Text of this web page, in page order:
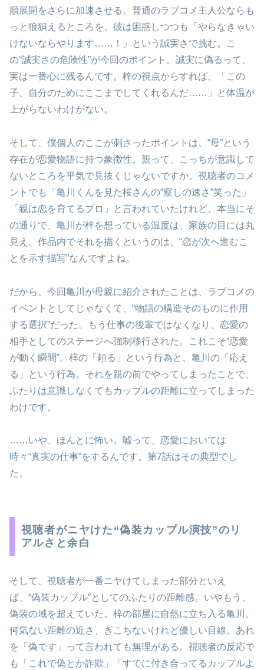
順展開をさらに加速させる。普通のラブコメ主人公ならも
っと狼狽えるところを、彼は困惑しつつも「やらなきゃい
けないならやります……！」という誠実さで挑む。こ
の“誠実さの危険性”が今回のポイント。誠実に偽るって、
実は一番心に残るんです。梓の視点からすれば、「この
子、自分のためにここまでしてくれるんだ……」と体温が
上がらないわけがない。
そして、僕個人のここが刺さったポイントは、“母”という
存在が恋愛物語に持つ象徴性。親って、こっちが意識して
ないところを平気で見抜くじゃないですか。視聴者のコメ
ントでも「亀川くんを見た桜さんの“察しの速さ”笑った」
「親は恋を育てるプロ」と言われていたけれど、本当にそ
の通りで、亀川が梓を想っている温度は、家族の目には丸
見え。作品内でそれを描くというのは、“恋が次へ進むこ
とを示す描写”なんですよね。
だから、今回亀川が母親に紹介されたことは、ラブコメの
イベントとしてじゃなくて、“物語の構造そのものに作用
する選択”だった。もう仕事の後輩ではなくなり、恋愛の
相手としてのステージへ強制移行された。これこそ“恋愛
が動く瞬間”。梓の「頼る」という行為と、亀川の「応え
る」という行為。それを親の前でやってしまったことで、
ふたりは意識しなくてもカップルの距離に立ってしまった
わけです。
……いや、ほんとに怖い。嘘って、恋愛においては
時々“真実の仕事”をするんです。第7話はその典型でし
た。
視聴者がニヤけた“偽装カップル演技”のリ
アルさと余白
そして、視聴者が一番ニヤけてしまった部分といえ
ば、“偽装カップル”としてのふたりの距離感。いやもう、
偽装の域を超えていた。梓の部屋に自然に立ち入る亀川、
何気ない距離の近さ、ぎこちないけれど優しい目線。あれ
を「偽です」って言われても無理がある。視聴者の反応で
も「これで偽とか詐欺」「すでに付き合ってるカップルよ